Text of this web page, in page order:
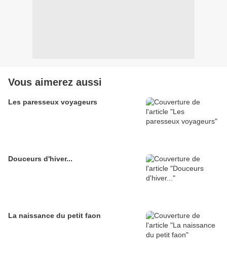
Vous aimerez aussi
Les paresseux voyageurs
Douceurs d'hiver...
La naissance du petit faon